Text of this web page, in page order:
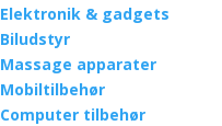
Elektronik & gadgets
Biludstyr
Massage apparater
Mobiltilbehør
Computer tilbehør